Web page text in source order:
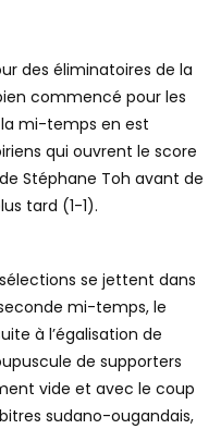
des éliminatoires de la
commencé pour les
la mi-temps en est
qui ouvrent le score
Stéphane Toh avant de
tard (1-1).
se jettent dans
mi-temps, le
à l’égalisation de
de supporters
vide et avec le coup
sudano-ougandais,